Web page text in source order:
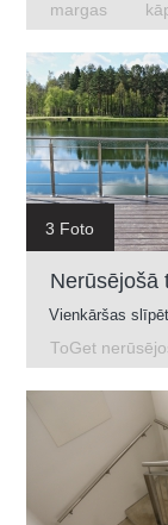
margas
3 Foto
Nerūsējošā
Vienkāršas
ToGet